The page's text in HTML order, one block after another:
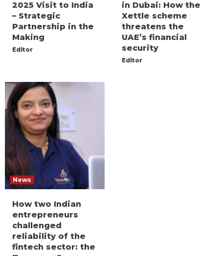
2025 Visit to India
– Strategic
Partnership in the
Making
Editor
in Dubai: How the
Xettle scheme
threatens the
UAE’s financial
security
Editor
News
How two Indian
entrepreneurs
challenged
reliability of the
fintech sector: the